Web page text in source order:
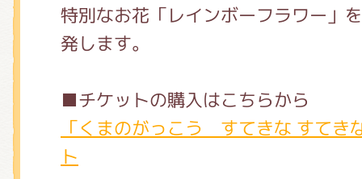
特別なお花「レインボーフラワー」
発します。
■チケットの購入はこちらから
「くまのがっこう すてきな すてき
ト